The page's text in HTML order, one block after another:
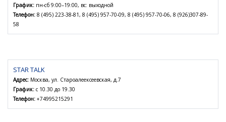
График: пн-сб 9:00–19:00, вс: выходной
Телефон: 8 (495) 223-38-81, 8 (495) 957-70-09, 8 (495) 957-70-06, 8 (926)307-89-
58
STAR TALK
Адрес: Москва, ул. Староалеексеевская, д.7
График: с 10.30 до 19.30
Телефон: +74995215291